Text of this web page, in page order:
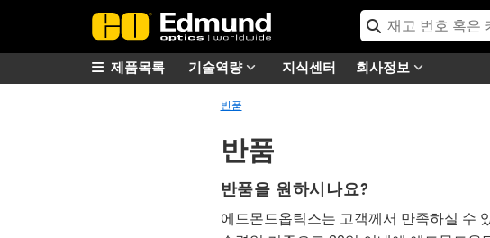
기술역량 지식센터 회사정보
제품목록
반품
반품
반품을 원하시나요?
에드몬드옵틱스는 고객께서 만족하실 수